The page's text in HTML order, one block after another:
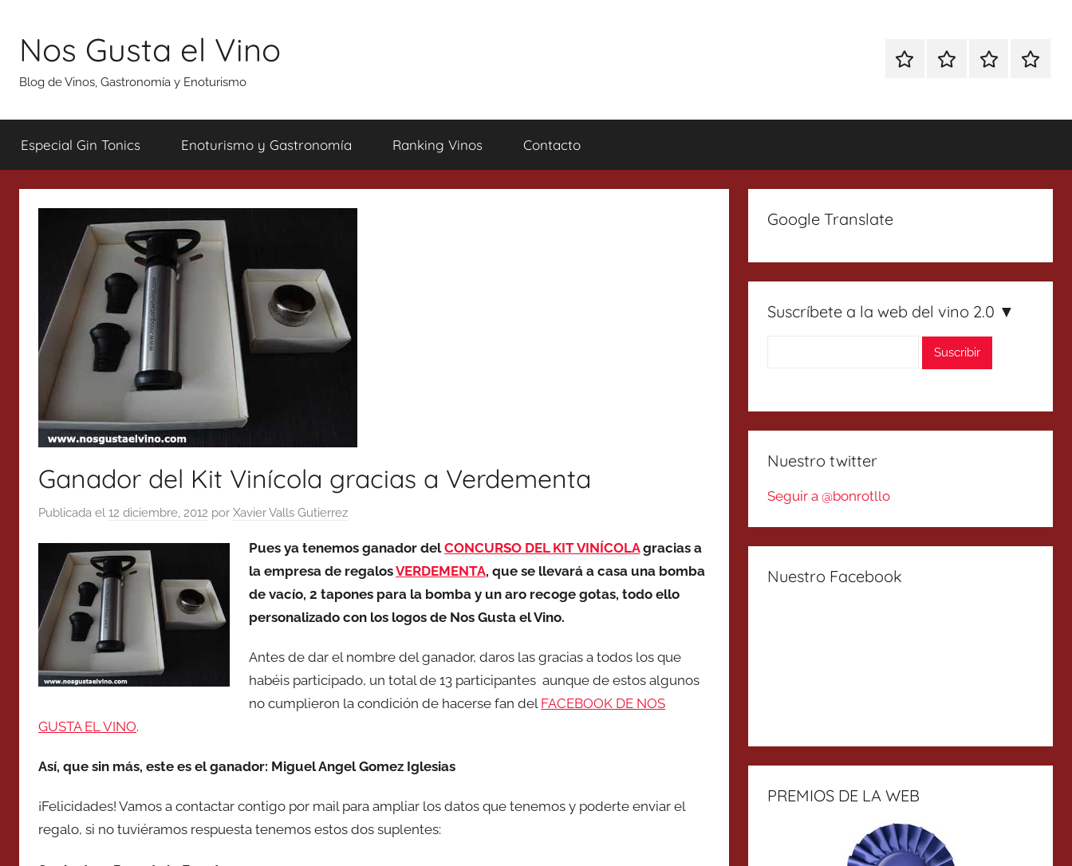
contenido
Nos Gusta el Vino
Blog de Vinos, Gastronomía y Enoturismo
EspecialEnoturismoRanking
Especial Gin Tonics Enoturismo y Gastronomía Ranking Vinos Contacto
Ganador del Kit Vinícola gracias a Verdementa
Publicada el 12 diciembre, 2012 por Xavier Valls Gutierrez
Pues ya tenemos ganador delCONCURSO DEL KIT VINÍCOLAgracias a
la empresa de regalosVERDEMENTA, que se llevará a casa una bomba
de vacío, 2 tapones para la bomba y un aro recoge gotas, todo ello
personalizado con los logos de Nos Gusta el Vino.
Antes de dar el nombre del ganador, daros las gracias a todos los que
habéis participado, un total de 13 participantes aunque de estos algunos
no cumplieron la condición de hacerse fan del FACEBOOK DE NOS
GUSTA EL VINO.
Así, que sin más, este es el ganador: Miguel Angel Gomez Iglesias
¡Felicidades! Vamos a contactar contigo por mail para ampliar los datos que tenemos y poderte enviar el
regalo, si no tuviéramos respuesta tenemos estos dos suplentes:
Google Translate
Suscríbete a la web del vino 2.0 ▼
Nuestro twitter
Seguir a @bonrotllo
Nuestro Facebook
PREMIOS DE LA WEB